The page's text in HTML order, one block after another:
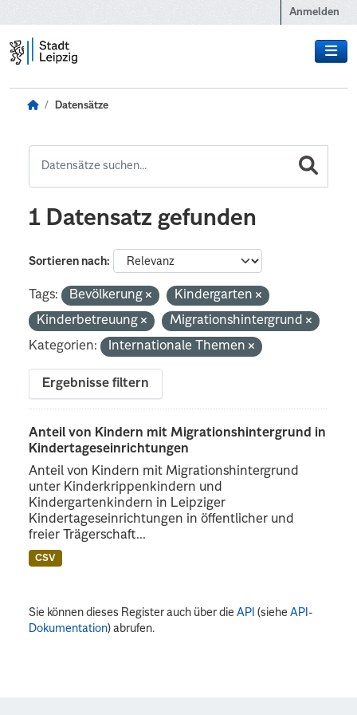
Anmelden
Datensätze
1 Datensatz gefunden
Sortieren nach
Tags: Bevölkerung
Kindergarten
Kinderbetreuung
Migrationshintergrund
Kategorien:
Internationale Themen
Ergebnisse filtern
Anteil von Kindern mit Migrationshintergrund in
Kindertageseinrichtungen
Anteil von Kindern mit Migrationshintergrund
unter Kinderkrippenkindern und
Kindergartenkindern in Leipziger
Kindertageseinrichtungen in öffentlicher und
freier Trägerschaft...
CSV
Sie können dieses Register auch über dieAPI (sieheAPI-
Dokumentation) abrufen.